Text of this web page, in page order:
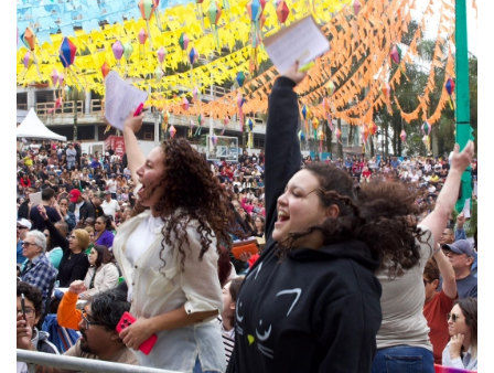
06/08/2026 | 07:00
Camboriú inicia obra que ampliará conexão entre vias e reforçará
mobilidade urbana
PORTO BELO